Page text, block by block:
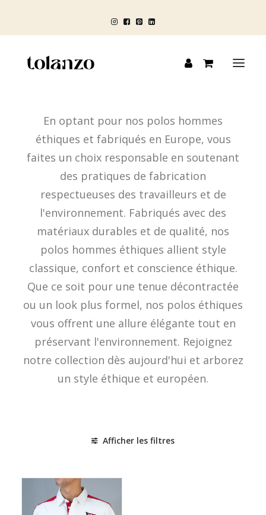
HOMME
BLOG
En optant pour nos polos hommes
éthiques et fabriqués en Europe, vous
faites un choix responsable en soutenant
des pratiques de fabrication
respectueuses des travailleurs et de
l'environnement. Fabriqués avec des
matériaux durables et de qualité, nos
polos hommes éthiques allient style
classique, confort et conscience éthique.
Que ce soit pour une tenue décontractée
ou un look plus formel, nos polos éthiques
vous offrent une allure élégante tout en
préservant l'environnement. Rejoignez
notre collection dès aujourd'hui et arborez
un style éthique et européen.
Afficher les filtres